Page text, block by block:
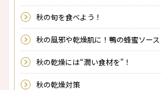
秋の旬を食べよう！
秋の風邪や乾燥肌に！鴨の蜂蜜ソー
秋の乾燥には“潤い食材を”！
秋の乾燥対策